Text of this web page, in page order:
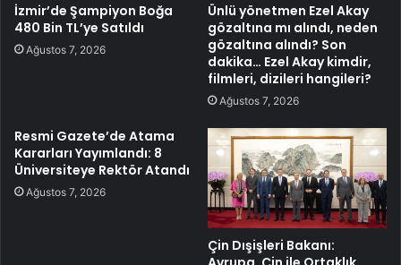
İzmir’de Şampiyon Boğa
480 Bin TL’ye Satıldı
Ağustos 7, 2026
Ünlü yönetmen Ezel Akay
gözaltına mı alındı, neden
gözaltına alındı? Son
dakika… Ezel Akay kimdir,
filmleri, dizileri hangileri?
Ağustos 7, 2026
Resmi Gazete’de Atama
Kararları Yayımlandı: 8
Üniversiteye Rektör Atandı
Ağustos 7, 2026
Çin Dışişleri Bakanı: